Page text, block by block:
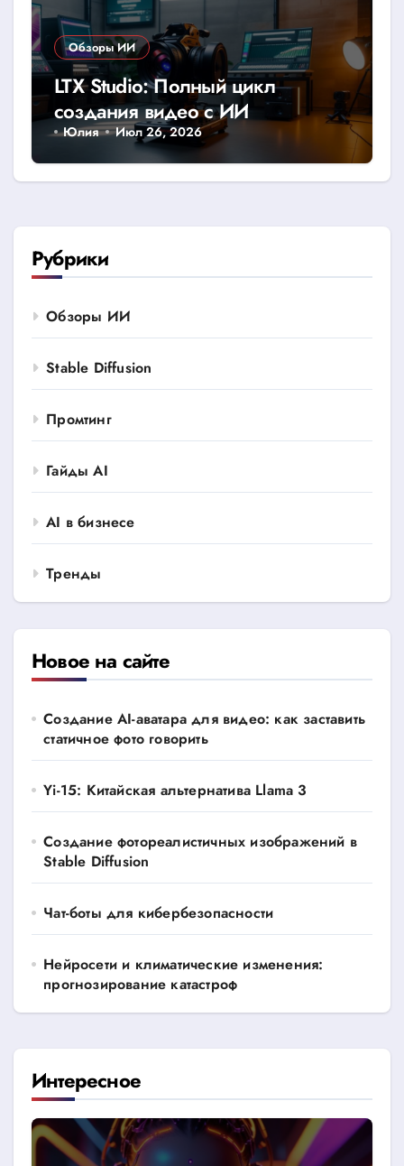
Обзоры ИИ
LTX Studio: Полный цикл
создания видео с ИИ
Юлия Июл 26, 2026
Рубрики
Обзоры ИИ
Stable Diffusion
Промтинг
Гайды AI
AI в бизнесе
Тренды
Новое на сайте
Создание AI-аватара для видео: как заставить
статичное фото говорить
Yi-15: Китайская альтернатива Llama 3
Создание фотореалистичных изображений в
Stable Diffusion
Чат-боты для кибербезопасности
Нейросети и климатические изменения:
прогнозирование катастроф
Интересное